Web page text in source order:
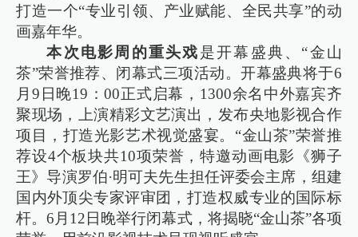
打造一个“专业引领、产业赋能、全民共享”的动
画嘉年华。
本次电影周的重头戏是开幕盛典、“金山
茶”荣誉推荐、闭幕式三项活动。开幕盛典将于6
月9日晚19：00正式启幕，1300余名中外嘉宾齐
聚现场，上演精彩文艺演出，发布央地影视合作
项目，打造光影艺术视觉盛宴。“金山茶”荣誉推
荐设4个板块共10项荣誉，特邀动画电影《狮子
王》导演罗伯·明可夫先生担任评委会主席，组建
国内外顶尖专家评审团，打造权威专业的国际标
杆。6月12日晚举行闭幕式，将揭晓“金山茶”各项